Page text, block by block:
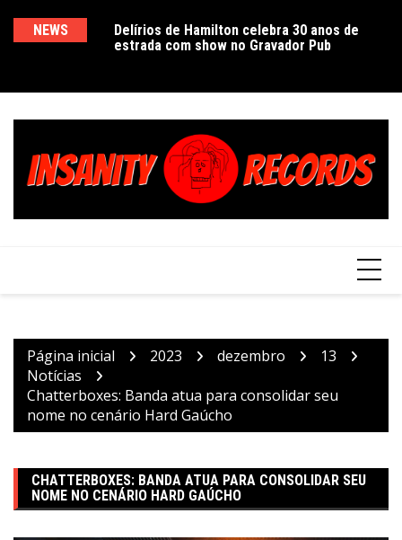
NEWS
“Morte em
universo
Delírios de Hamilton celebra 30 anos de
estrada com show no Gravador Pub
Página inicial 2023 dezembro
13
Notícias
Chatterboxes: Banda atua para consolidar seu
nome no cenário Hard Gaúcho
CHATTERBOXES: BANDA ATUA PARA CONSOLIDAR SEU
NOME NO CENÁRIO HARD GAÚCHO